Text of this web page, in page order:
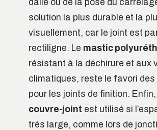
dalle ou de la pose du
solution la plus durable et la
visuellement, car le joint est
rectiligne. Le mastic
résistant à la déchirure et aux
climatiques, reste le favori
pour les joints de finition. Enfin,
couvre-joint est utilisé si
très large, comme lors de